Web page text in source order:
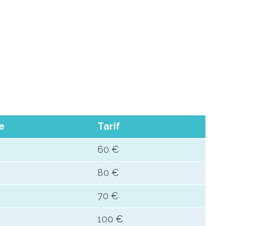
Tarif
60 €
80 €
70 €
100 €